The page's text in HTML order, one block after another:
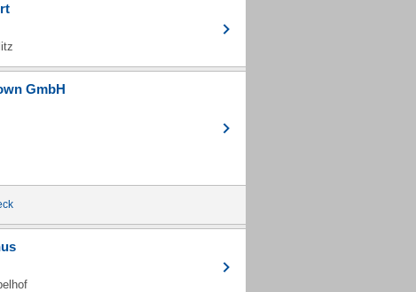
GmbH